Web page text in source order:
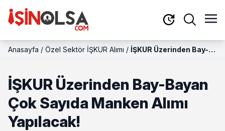
Anasayfa / Özel Sektör İŞKUR Alımı / İŞKUR Üzerinden Bay-
Yapılacak!
İŞKUR Üzerinden Bay-Bayan
Çok Sayıda Manken Alımı
Yapılacak!